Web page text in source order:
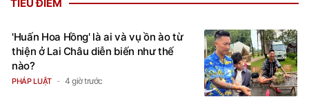
TIÊU ĐIỂM
'Huấn Hoa Hồng' là ai và vụ ồn ào từ
thiện ở Lai Châu diễn biến như thế
nào?
PHÁP LUẬT 4 giờ trước